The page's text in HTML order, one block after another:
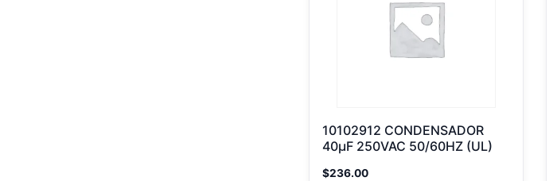
10102912 CONDENSADOR
40µF 250VAC 50/60HZ (UL)
$236.00